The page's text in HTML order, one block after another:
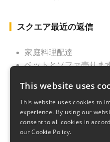
スクエア最近の返信
家庭料理配達
ベットとソファ売りま
【JalanJalan30周年記
第1回目告知
久しぶりのご挨拶
This website uses
This website uses cookies to
experience. By using our
consent to all cookies in
our Cookie Policy.